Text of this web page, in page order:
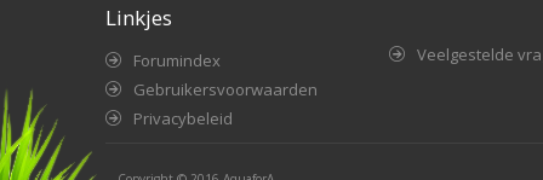
Linkjes
Forumindex
Gebruikersvoorwaarden
Privacybeleid
Veelgestelde